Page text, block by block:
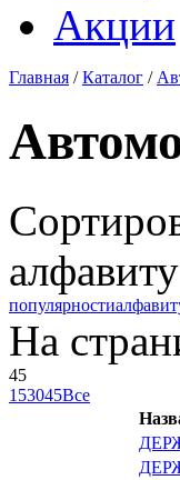
Акции
Главная /Каталог /
алфавиту
популярности
На
45
153045Все